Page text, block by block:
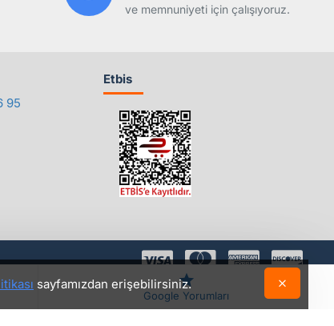
Google Yorumları
sayfamızdan erişebilirsiniz.
ve memnuniyeti için çalışıyoruz.
95
Etbis
©2018 - 2026 Yedepa.com Tüm Hakları Saklıdır.